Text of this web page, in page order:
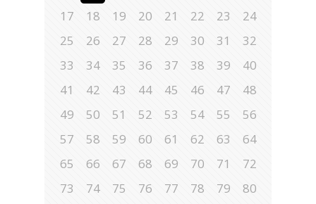
17
18 19 20 21 22 23
24
25
26 27 28 29 30 31
32
33
34 35 36 37 38 39
40
41
42 43 44 45 46 47
48
49
50 51 52 53 54 55
56
57
58 59 60 61 62 63
64
65
66 67 68 69 70 71
72
73
74 75 76 77 78 79
80